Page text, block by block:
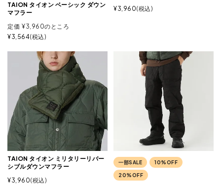
TAION タイオン ベーシック ダウン
マフラー
定価 ¥3,960のところ
¥3,564 税込
¥3,960 税込
TAION タイオン ミリタリーリバー
シブルダウンマフラー
¥3,960 税込
一部SALE 10%OFF
20%OFF